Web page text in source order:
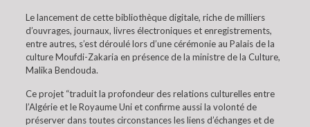
Le lancement de cette bibliothèque digitale, riche de milliers
d’ouvrages, journaux, livres électroniques et enregistrements,
entre autres, s’est déroulé lors d’une cérémonie au Palais de la
culture Moufdi-Zakaria en présence de la ministre de la Culture,
Malika Bendouda.
Ce projet “traduit la profondeur des relations culturelles entre
l’Algérie et le Royaume Uni et confirme aussi la volonté de
préserver dans toutes circonstances les liens d’échanges et de